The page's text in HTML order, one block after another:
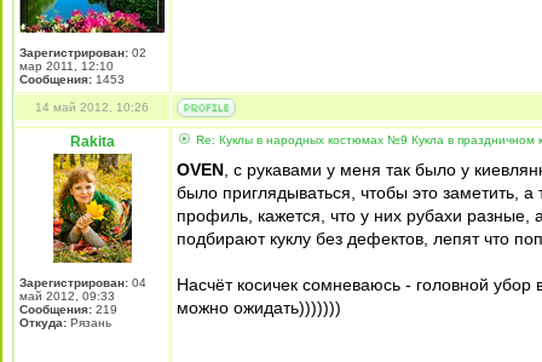
Зарегистрирован: 02
мар 2011, 12:10
Сообщения: 1453
14 май 2012, 10:26
Rakita
Зарегистрирован: 04
май 2012, 09:33
Сообщения: 219
Откуда: Рязань
Re: Куклы в народных костюмах №9 Кукла в праздничном
OVEN , с рукавами у меня так было у
было приглядываться, чтобы это заметить, а
профиль, кажется, что у них рубахи
подбирают куклу без дефектов, лепят что
Насчёт косичек сомневаюсь - головной
можно ожидать)))))))